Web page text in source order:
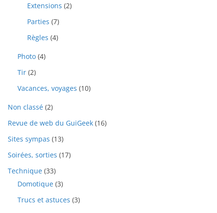
Extensions (2)
Parties (7)
Règles (4)
Photo (4)
Tir (2)
Vacances, voyages (10)
Non classé (2)
Revue de web du GuiGeek (16)
Sites sympas (13)
Soirées, sorties (17)
Technique (33)
Domotique (3)
Trucs et astuces (3)